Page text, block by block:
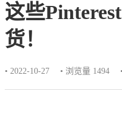
这些
货！
• 2022-10-27 • 浏览量 1494